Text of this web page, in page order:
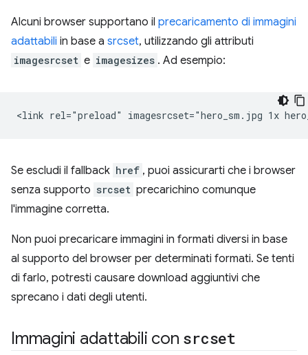
Alcuni browser supportano il precaricamento di immagini
adattabili in base a srcset, utilizzando gli attributi
imagesrcset e imagesizes . Ad esempio:
Se escludi il fallback href , puoi assicurarti che i browser
senza supporto srcset precarichino comunque
l'immagine corretta.
Non puoi precaricare immagini in formati diversi in base
al supporto del browser per determinati formati. Se tenti
di farlo, potresti causare download aggiuntivi che
sprecano i dati degli utenti.
Immagini adattabili con srcset